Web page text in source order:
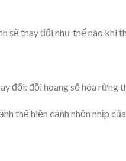
sẽ thay đổi như thế nào khi
đổi: đồi hoang sẽ hóa rừng
thể hiện cảnh nhộn nhịp